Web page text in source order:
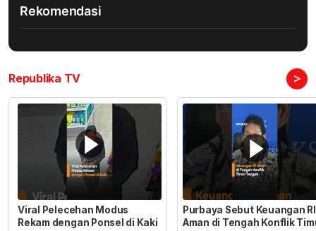
Rekomendasi
Republika TV >
Viral Pelecehan Modus
Rekam dengan Ponsel di Kaki
Purbaya Sebut Keuangan RI
Aman di Tengah Konflik